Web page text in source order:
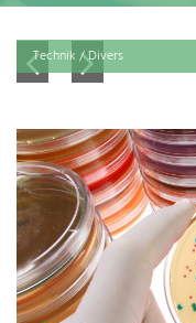
Technik / Divers